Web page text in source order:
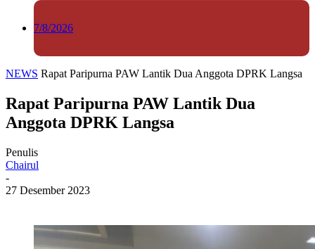
7/8/2026
NEWS Rapat Paripurna PAW Lantik Dua Anggota DPRK Langsa
Rapat Paripurna PAW Lantik Dua
Anggota DPRK Langsa
Penulis
Chairul
-
27 Desember 2023